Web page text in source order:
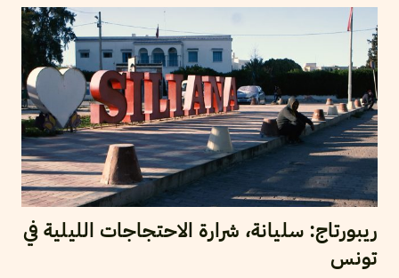
ريبورتاج: سليانة، شرارة الاحتجاجات الليلية في
تونس